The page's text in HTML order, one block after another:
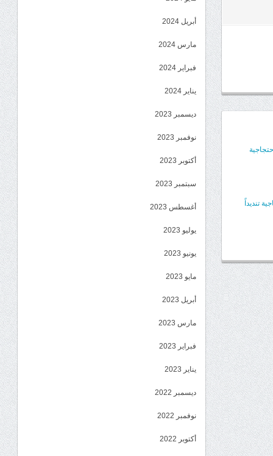
تنديداً
أبريل 2024
مارس 2024
فبراير 2024
يناير 2024
ديسمبر 2023
نوفمبر 2023
أكتوبر 2023
سبتمبر 2023
أغسطس 2023
يوليو 2023
يونيو 2023
مايو 2023
أبريل 2023
مارس 2023
فبراير 2023
يناير 2023
ديسمبر 2022
نوفمبر 2022
أكتوبر 2022